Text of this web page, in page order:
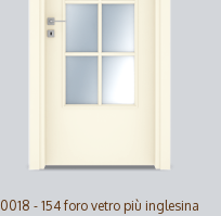
0018 - 154 foro vetro più inglesina